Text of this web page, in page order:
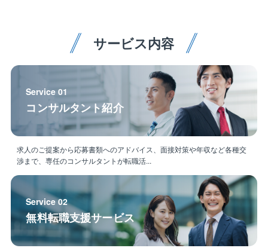
サービス内容
Service 01
コンサルタント紹介
求人のご提案から応募書類へのアドバイス、面接対策や年収など各種交
渉まで、専任のコンサルタントが転職活...
Service 02
無料転職支援サービス